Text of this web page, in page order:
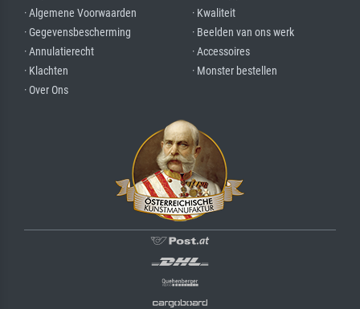
· Algemene Voorwaarden
· Gegevensbescherming
· Annulatierecht
· Klachten
· Over Ons
· Kwaliteit
· Beelden van ons werk
· Accessoires
· Monster bestellen